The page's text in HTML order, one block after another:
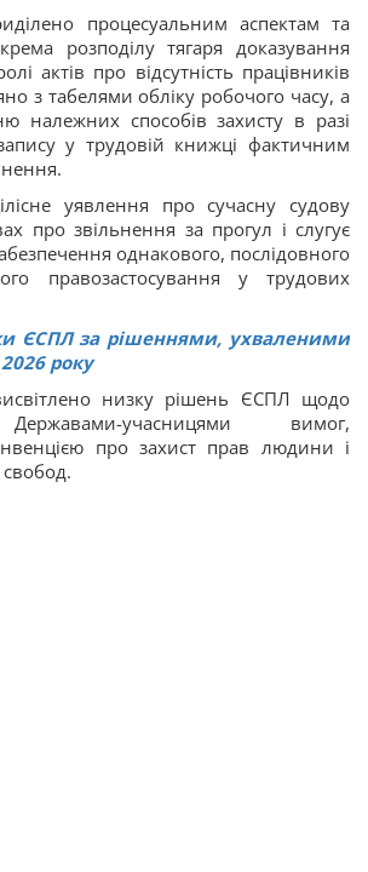
процесуальним аспектам та
розподілу тягаря доказування
актів про відсутність працівників
з табелями обліку робочого часу, а
належних способів захисту в разі
запису у трудовій книжці фактичним
уявлення про сучасну судову
про звільнення за прогул і слугує
однакового, послідовного
правозастосування у трудових
ЄСПЛ за рішеннями, ухваленими
2026 року
низку рішень ЄСПЛ щодо
учасницями вимог,
про захист прав людини і